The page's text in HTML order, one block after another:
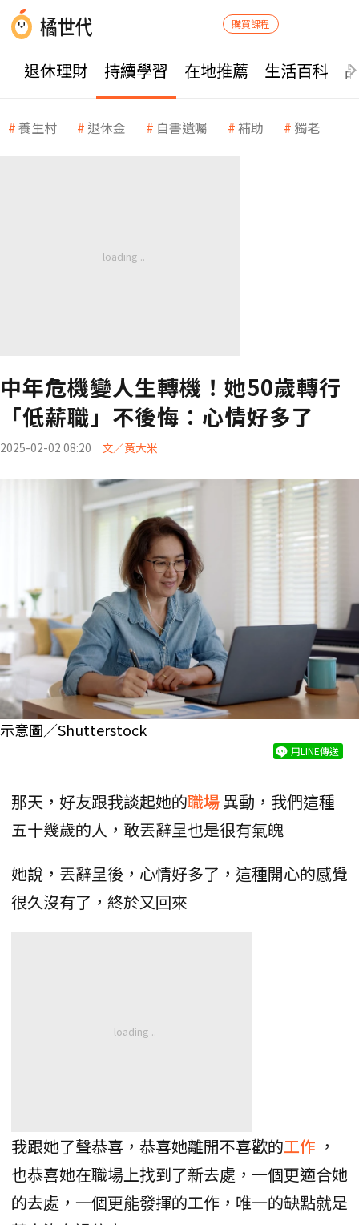
購買課程
退休理財 持續學習 在地推薦 生活百科
養生村 退休金 自書遺囑 補助 獨老
中年危機變人生轉機！她50歲轉行
「低薪職」不後悔：心情好多了
2025-02-02 08:20 文／黃大米
示意圖／Shutterstock
用LINE傳送
那天，好友跟我談起她的職場異動，我們這種
五十幾歲的人，敢丟辭呈也是很有氣魄
她說，丟辭呈後，心情好多了，這種開心的感覺
很久沒有了，終於又回來
我跟她了聲恭喜，恭喜她離開不喜歡的工作 ，
也恭喜她在職場上找到了新去處，一個更適合她
的去處，一個更能發揮的工作，唯一的缺點就是